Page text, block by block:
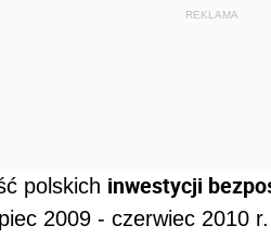
REKLAMA
polskich inwestycji
2009 - czerwiec 2010